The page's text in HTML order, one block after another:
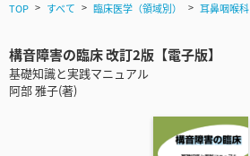
TOP すべて 臨床医学（領域別） 耳鼻咽喉科
構音障害の臨床 改訂2版【電子版】
基礎知識と実践マニュアル
阿部 雅子(著)